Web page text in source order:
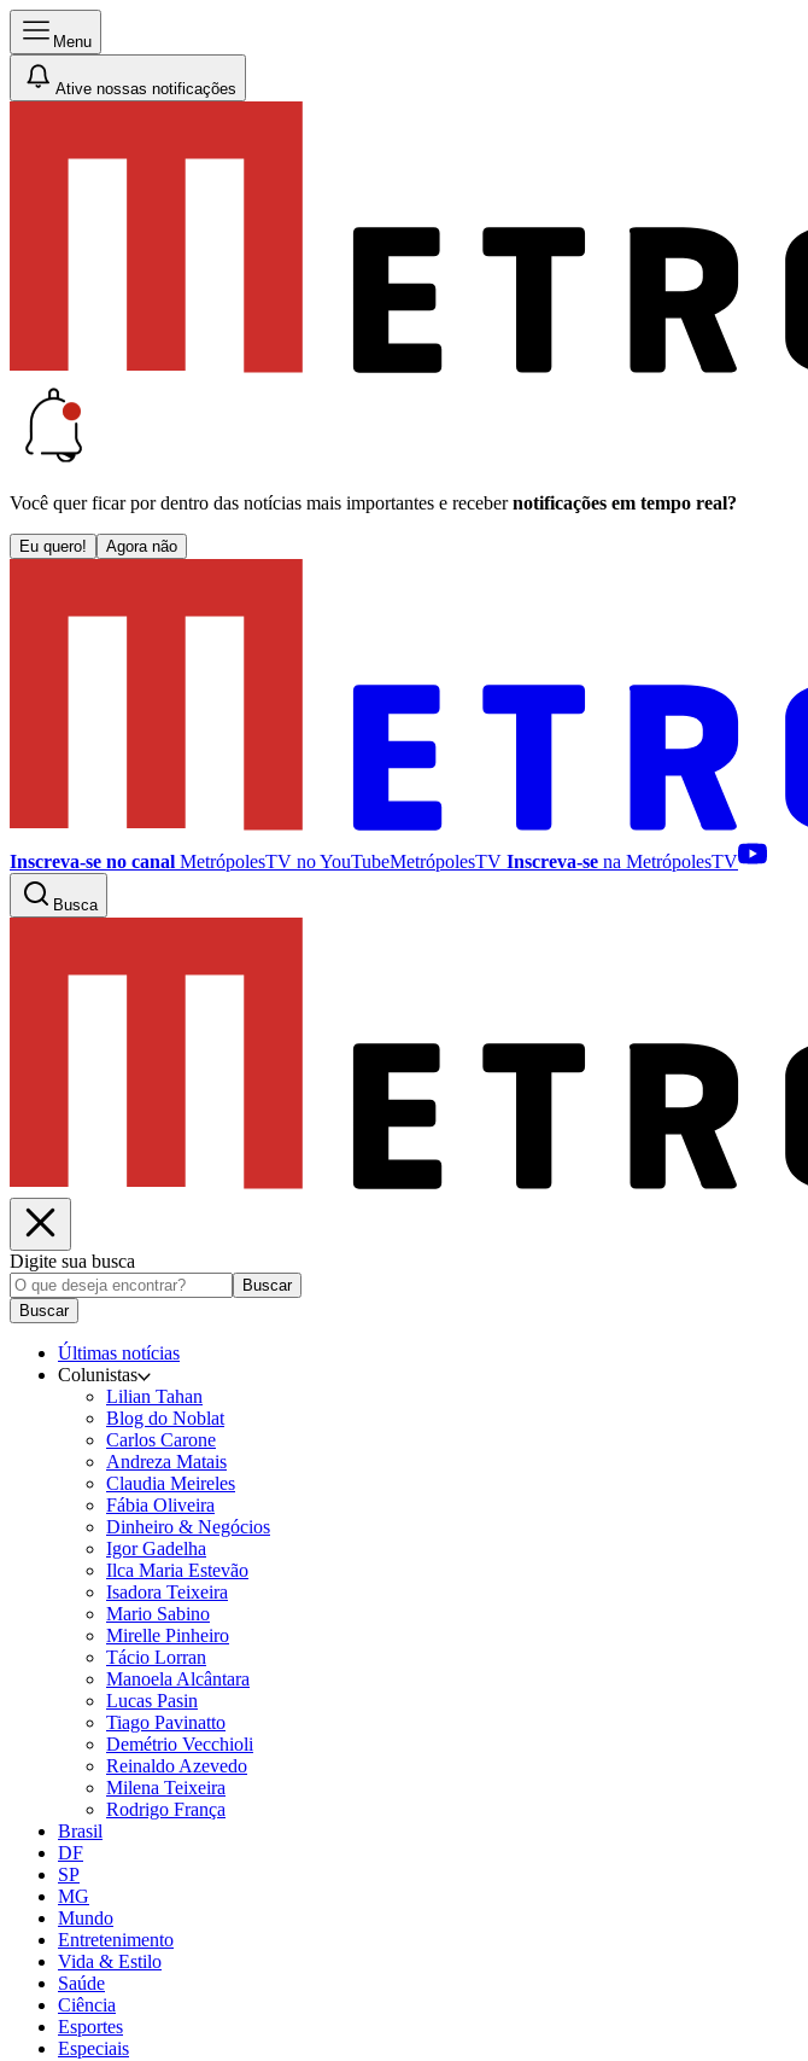
Menu
Ative nossas notificações
Você quer ficar por dentro das notícias mais importantes e receber notificações em tempo real?
Eu quero! Agora não
Inscreva-se no canal MetrópolesTV noYouTubeMetrópolesTV Inscreva-se na MetrópolesTV
Busca
Digite sua busca
Buscar
Buscar
Últimas notícias
Colunistas
Lilian Tahan
Blog do Noblat
Carlos Carone
Andreza Matais
Claudia Meireles
Fábia Oliveira
Dinheiro & Negócios
Igor Gadelha
Ilca Maria Estevão
Isadora Teixeira
Mario Sabino
Mirelle Pinheiro
Tácio Lorran
Manoela Alcântara
Lucas Pasin
Tiago Pavinatto
Demétrio Vecchioli
Reinaldo Azevedo
Milena Teixeira
Rodrigo França
Brasil
DF
SP
MG
Mundo
Entretenimento
Vida & Estilo
Saúde
Ciência
Esportes
Especiais